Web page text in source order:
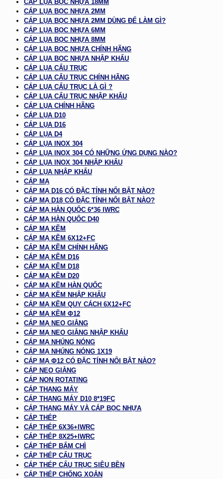
CÁP LỤA BỌC NHỰA 18MM
CÁP LỤA BỌC NHỰA 2MM
CÁP LỤA BỌC NHỰA 2MM DÙNG ĐỂ LÀM GÌ?
CÁP LỤA BỌC NHỰA 6MM
CÁP LỤA BỌC NHỰA 8MM
CÁP LỤA BỌC NHỰA CHÍNH HÃNG
CÁP LỤA BỌC NHỰA NHẬP KHẨU
CÁP LỤA CẨU TRỤC
CÁP LỤA CẨU TRỤC CHÍNH HÃNG
CÁP LỤA CẨU TRỤC LÀ GÌ ?
CÁP LỤA CẨU TRỤC NHẬP KHẨU
CÁP LỤA CHÍNH HÃNG
CÁP LỤA D10
CÁP LỤA D16
CÁP LỤA D4
CÁP LỤA INOX 304
CÁP LỤA INOX 304 CÓ NHỮNG ỨNG DỤNG NÀO?
CÁP LỤA INOX 304 NHẬP KHẨU
CÁP LỤA NHẬP KHẨU
CÁP MẠ
CÁP MẠ D16 CÓ ĐẶC TÍNH NỔI BẬT NÀO?
CÁP MẠ D18 CÓ ĐẶC TÍNH NỔI BẬT NÀO?
CÁP MẠ HÀN QUỐC 6*36 IWRC
CÁP MẠ HÀN QUỐC D40
CÁP MẠ KẼM
CÁP MẠ KẼM 6X12+FC
CÁP MẠ KẼM CHÍNH HÃNG
CÁP MẠ KẼM D16
CÁP MẠ KẼM D18
CÁP MẠ KẼM D20
CÁP MẠ KẼM HÀN QUỐC
CÁP MẠ KẼM NHẬP KHẨU
CÁP MẠ KẼM QUY CÁCH 6X12+FC
CÁP MẠ KẼM Φ12
CÁP MẠ NEO GIẰNG
CÁP MẠ NEO GIẰNG NHẬP KHẨU
CÁP MẠ NHÚNG NÓNG
CÁP MẠ NHÚNG NÓNG 1X19
CÁP MẠ Φ12 CÓ ĐẶC TÍNH NỔI BẬT NÀO?
CÁP NEO GIẰNG
CÁP NON ROTATING
CÁP THANG MÁY
CÁP THANG MÁY D10 8*19FC
CÁP THANG MÁY VÀ CÁP BỌC NHỰA
CÁP THÉP
CÁP THÉP 6X36+IWRC
CÁP THÉP 8X25+IWRC
CÁP THÉP BẤM CHÌ
CÁP THÉP CẨU TRỤC
CÁP THÉP CẨU TRỤC SIÊU BỀN
CÁP THÉP CHỐNG XOẮN